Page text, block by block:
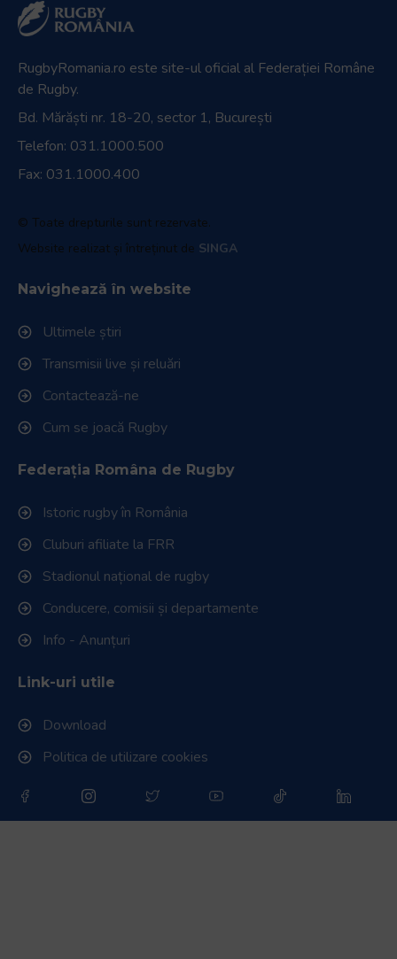
RugbyRomania.ro este site-ul oficial al Federației Române
de Rugby.
Bd. Mărăști nr. 18-20, sector 1, București
Telefon: 031.1000.500
Fax: 031.1000.400
© Toate drepturile sunt rezervate.
Website realizat și întreținut de SINGA
Navighează în website
Ultimele știri
Transmisii live și reluări
Contactează-ne
Cum se joacă Rugby
Federația Româna de Rugby
Istoric rugby în România
Cluburi afiliate la FRR
Stadionul național de rugby
Conducere, comisii și departamente
Info - Anunțuri
Link-uri utile
Download
Politica de utilizare cookies